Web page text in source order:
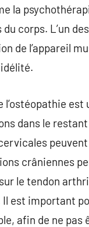
la
corps. L’un
de l’appareil
dans le
crâniennes
le tendon
est important
afin de ne